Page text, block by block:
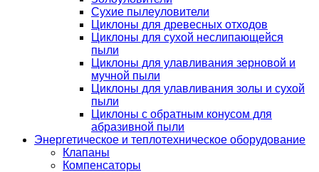
Сухие пылеуловители
Циклоны для древесных отходов
Циклоны для сухой неслипающейся
пыли
Циклоны для улавливания зерновой и
мучной пыли
Циклоны для улавливания золы и сухой
пыли
Циклоны с обратным конусом для
абразивной пыли
Энергетическое и теплотехническое оборудование
Клапаны
Компенсаторы